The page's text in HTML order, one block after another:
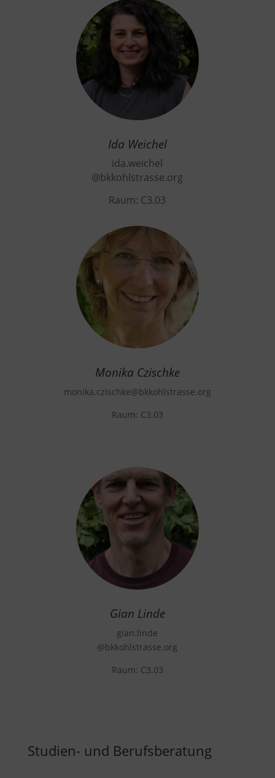
Ida Weichel
ida.weichel
@bkkohlstrasse.org
Raum: C3.03
Monika Czischke
monika.czischke@bkkohlstrasse.org
Raum: C3.03
Gian Linde
gian.linde
@bkkohlstrasse.org
Raum: C3.03
Studien- und Berufsberatung